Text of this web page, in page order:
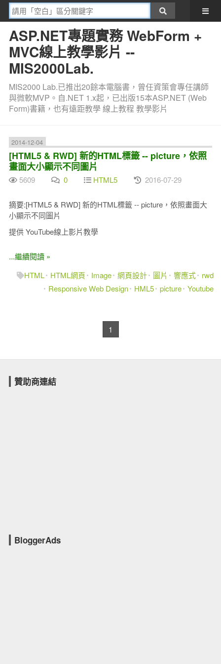
ASP.NET專題實務 WebForm +
MVC線上教學影片 --
MIS2000Lab.
MIS2000 Lab.已推出20餘本電腦書，曾任資策會專任講師
與微軟MVP。自.NET 1.x起，已出版15本ASP.NET (Web
Form)書籍，也有遠距教學 線上教程 教學影片
2014-12-04
[HTML5 & RWD] 新的HTML標籤 -- picture，依照
畫面大小顯示不同圖片
5609 0 HTML5 2016-07-29
摘要:[HTML5 & RWD] 新的HTML標籤 -- picture，依照畫面大
小顯示不同圖片
提供 YouTube線上影片教學
...繼續閱讀 »
HTML
HTML網頁 Image 網頁設計 圖片 響應式
rwd
Responsive Web Design
HML5 picture Youtube
1
贊助商連結
BloggerAds